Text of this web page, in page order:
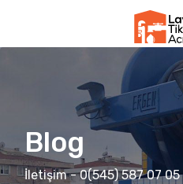
Blog
İletişim - 0(545) 587 07 05